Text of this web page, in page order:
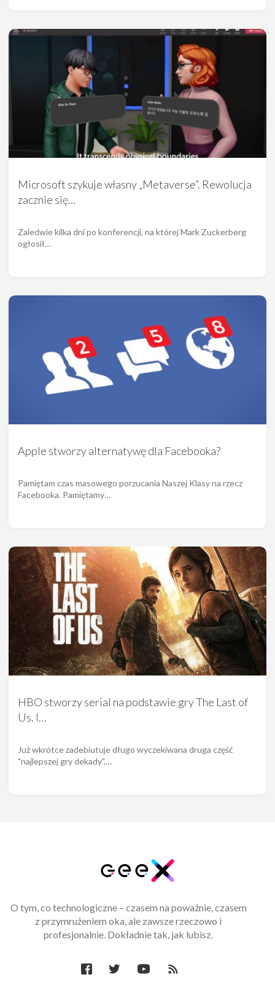
Microsoft szykuje własny „Metaverse”. Rewolucja
zacznie się…
Zaledwie kilka dni po konferencji, na której Mark Zuckerberg
ogłosił…
Apple stworzy alternatywę dla Facebooka?
Pamiętam czas masowego porzucania Naszej Klasy na rzecz
Facebooka. Pamiętamy…
HBO stworzy serial na podstawie gry The Last of
Us. I…
Już wkrótce zadebiutuje długo wyczekiwana druga część
"najlepszej gry dekady",…
O tym, co technologiczne – czasem na poważnie, czasem
z przymrużeniem oka, ale zawsze rzeczowo i
profesjonalnie. Dokładnie tak, jak lubisz.